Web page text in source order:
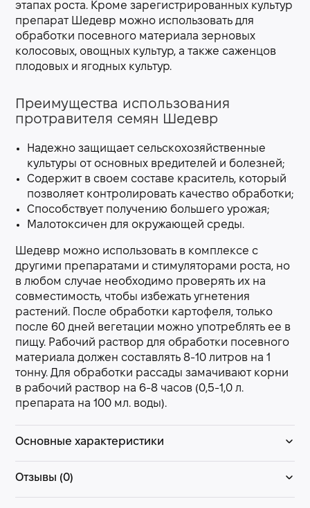
этапах роста. Кроме зарегистрированных культур
препарат Шедевр можно использовать для
обработки посевного материала зерновых
колосовых, овощных культур, а также саженцов
плодовых и ягодных культур.
Преимущества использования
протравителя семян Шедевр
Надежно защищает сельскохозяйственные
культуры от основных вредителей и болезней;
Содержит в своем составе краситель, который
позволяет контролировать качество обработки;
Способствует получению большего урожая;
Малотоксичен для окружающей среды.
Шедевр можно использовать в комплексе с
другими препаратами и стимуляторами роста, но
в любом случае необходимо проверять их на
совместимость, чтобы избежать угнетения
растений. После обработки картофеля, только
после 60 дней вегетации можно употреблять ее в
пищу. Рабочий раствор для обработки посевного
материала должен составлять 8-10 литров на 1
тонну. Для обработки рассады замачивают корни
в рабочий раствор на 6-8 часов (0,5-1,0 л.
препарата на 100 мл. воды).
Основные характеристики
Отзывы (0)